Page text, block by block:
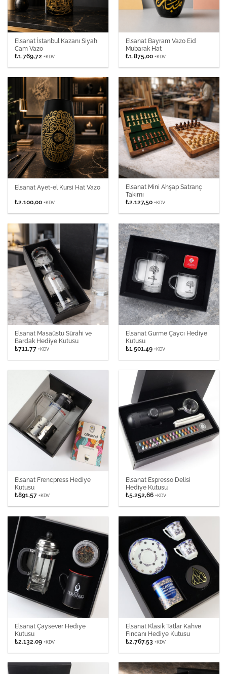
Elsanat İstanbul Kazanı Siyah
Cam Vazo
₺1.769,72 +KDV
Elsanat Bayram Vazo Eid
Mubarak Hat
₺1.875,00 +KDV
Elsanat Ayet-el Kursi Hat Vazo
₺2.100,00 +KDV
Elsanat Mini Ahşap Satranç
Takımı
₺2.127,50 +KDV
Elsanat Masaüstü Sürahi ve
Bardak Hediye Kutusu
₺711,77 +KDV
Elsanat Gurme Çaycı Hediye
Kutusu
₺1.501,49 +KDV
Elsanat Frencpress Hediye
Kutusu
₺891,57 +KDV
Elsanat Espresso Delisi
Hediye Kutusu
₺5.252,66 +KDV
Elsanat Çaysever Hediye
Kutusu
₺2.132,09 +KDV
Elsanat Klasik Tatlar Kahve
Fincanı Hediye Kutusu
₺2.767,53 +KDV